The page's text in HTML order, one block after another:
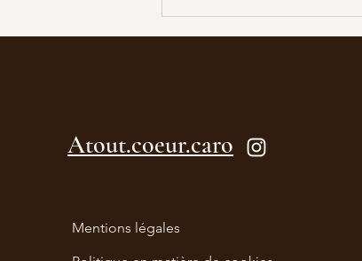
Atout.coeur.caro
Mentions légales